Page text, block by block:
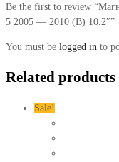
Be the first to review
5 2005 — 2010 (B) 10.2″”
You must be logged in to
Related products
Sale!